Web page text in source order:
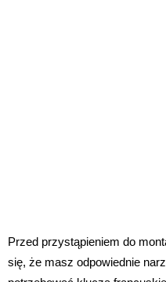
Przed przystąpieniem do
się, że masz odpowiednie